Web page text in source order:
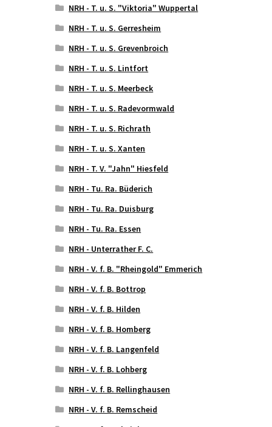
NRH - T. u. S. "Viktoria" Wuppertal
NRH - T. u. S. Gerresheim
NRH - T. u. S. Grevenbroich
NRH - T. u. S. Lintfort
NRH - T. u. S. Meerbeck
NRH - T. u. S. Radevormwald
NRH - T. u. S. Richrath
NRH - T. u. S. Xanten
NRH - T. V. "Jahn" Hiesfeld
NRH - Tu. Ra. Büderich
NRH - Tu. Ra. Duisburg
NRH - Tu. Ra. Essen
NRH - Unterrather F. C.
NRH - V. f. B. "Rheingold" Emmerich
NRH - V. f. B. Bottrop
NRH - V. f. B. Hilden
NRH - V. f. B. Homberg
NRH - V. f. B. Langenfeld
NRH - V. f. B. Lohberg
NRH - V. f. B. Rellinghausen
NRH - V. f. B. Remscheid